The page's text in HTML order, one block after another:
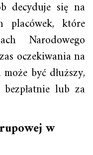
decyduje się na
placówek, które
Narodowego
oczekiwania na
być dłuższy,
lub za
w